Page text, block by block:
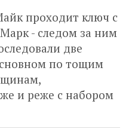
проходит ключ с
- следом за ним
две
по тощим
и реже с набором